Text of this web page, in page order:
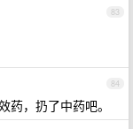
83
84
，扔了中药吧。